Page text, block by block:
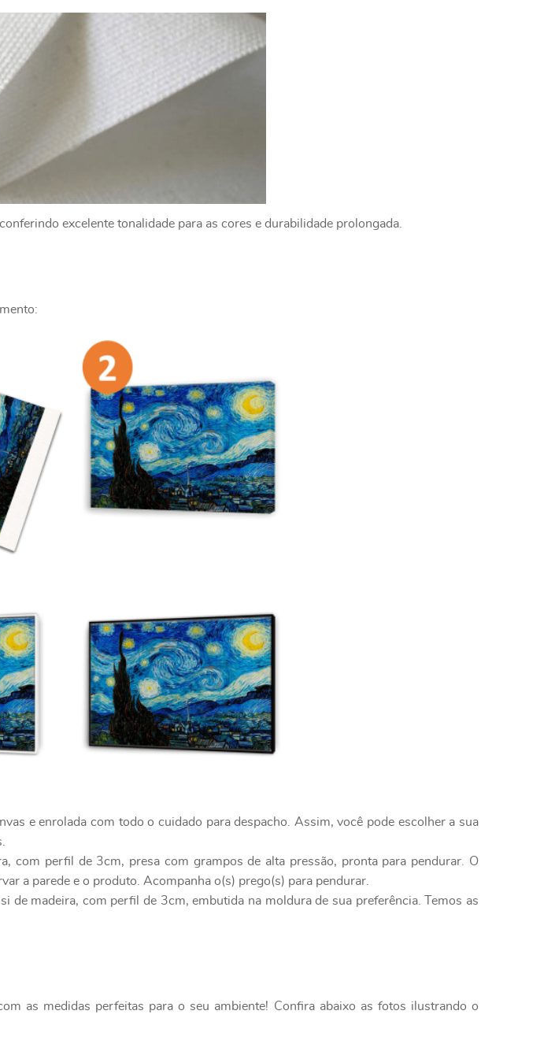
excelente tonalidade para as cores e durabilidade prolongada.
e enrolada com todo o cuidado para despacho. Assim, você pode escolher a sua
com perfil de 3cm, presa com grampos de alta pressão, pronta para pendurar. O
a parede e o produto. Acompanha o(s) prego(s) para pendurar.
de madeira, com perfil de 3cm, embutida na moldura de sua preferência. Temos as
as medidas perfeitas para o seu ambiente! Confira abaixo as fotos ilustrando o